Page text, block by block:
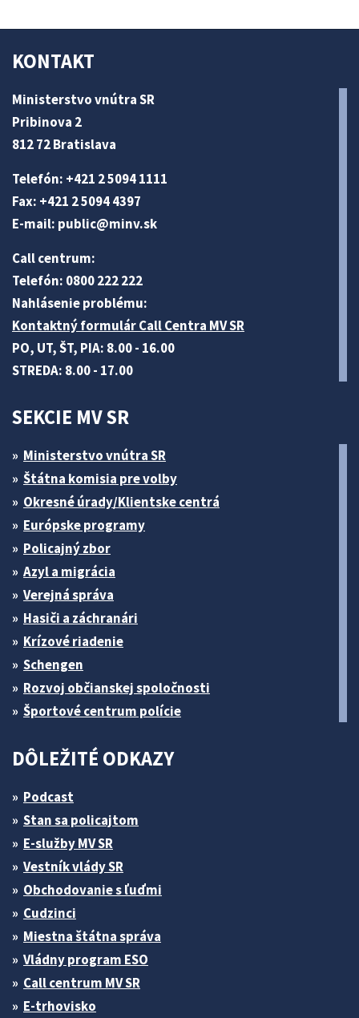
KONTAKT
Ministerstvo vnútra SR
Pribinova 2
812 72 Bratislava
Telefón: +421 2 5094 1111
Fax: +421 2 5094 4397
E-mail: public@minv.sk
Call centrum:
Telefón: 0800 222 222
Nahlásenie problému:
Kontaktný formulár Call Centra MV SR
PO, UT, ŠT, PIA: 8.00 - 16.00
STREDA: 8.00 - 17.00
SEKCIE MV SR
Ministerstvo vnútra SR
Štátna komisia pre volby
Okresné úrady/Klientske centrá
Európske programy
Policajný zbor
Azyl a migrácia
Verejná správa
Hasiči a záchranári
Krízové riadenie
Schengen
Rozvoj občianskej spoločnosti
Športové centrum polície
DÔLEŽITÉ ODKAZY
Podcast
Stan sa policajtom
E-služby MV SR
Vestník vlády SR
Obchodovanie s ľuďmi
Cudzinci
Miestna štátna správa
Vládny program ESO
Call centrum MV SR
E-trhovisko